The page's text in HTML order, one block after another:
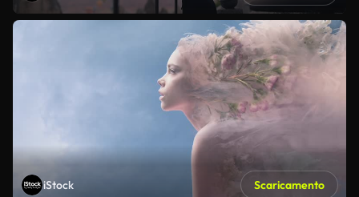
iStock Scaricamento